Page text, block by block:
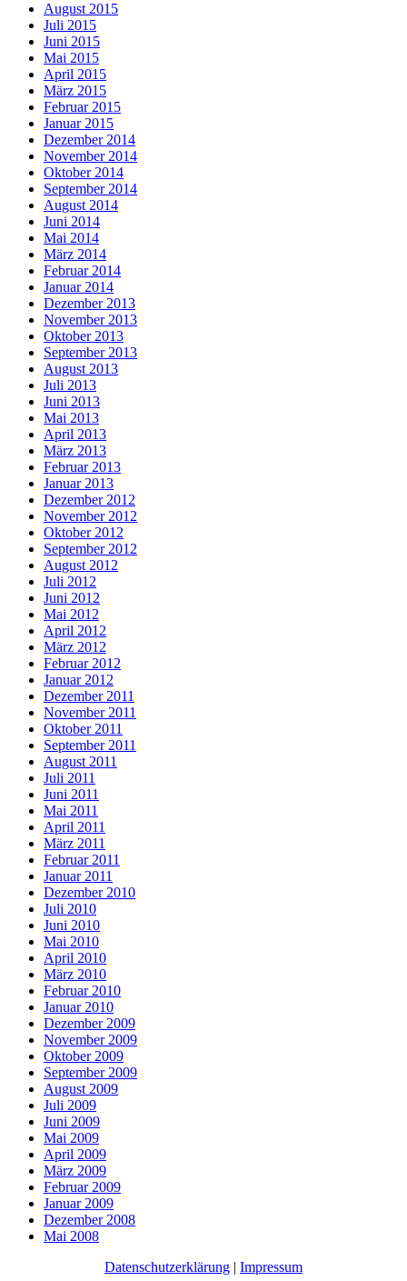
August 2015
Juli 2015
Juni 2015
Mai 2015
April 2015
März 2015
Februar 2015
Januar 2015
Dezember 2014
November 2014
Oktober 2014
September 2014
August 2014
Juni 2014
Mai 2014
März 2014
Februar 2014
Januar 2014
Dezember 2013
November 2013
Oktober 2013
September 2013
August 2013
Juli 2013
Juni 2013
Mai 2013
April 2013
März 2013
Februar 2013
Januar 2013
Dezember 2012
November 2012
Oktober 2012
September 2012
August 2012
Juli 2012
Juni 2012
Mai 2012
April 2012
März 2012
Februar 2012
Januar 2012
Dezember 2011
November 2011
Oktober 2011
September 2011
August 2011
Juli 2011
Juni 2011
Mai 2011
April 2011
März 2011
Februar 2011
Januar 2011
Dezember 2010
Juli 2010
Juni 2010
Mai 2010
April 2010
März 2010
Februar 2010
Januar 2010
Dezember 2009
November 2009
Oktober 2009
September 2009
August 2009
Juli 2009
Juni 2009
Mai 2009
April 2009
März 2009
Februar 2009
Januar 2009
Dezember 2008
Mai 2008
Datenschutzerklärung | Impressum